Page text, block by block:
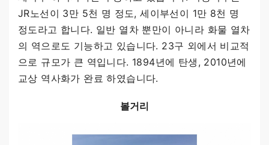
JR노선이 3만 5천 명 정도, 세이부선이 1만 8천 명
정도라고 합니다. 일반 열차 뿐만이 아니라 화물 열차
의 역으로도 기능하고 있습니다. 23구 외에서 비교적
으로 규모가 큰 역입니다. 1894년에 탄생, 2010년에
교상 역사화가 완료 하였습니다.
볼거리